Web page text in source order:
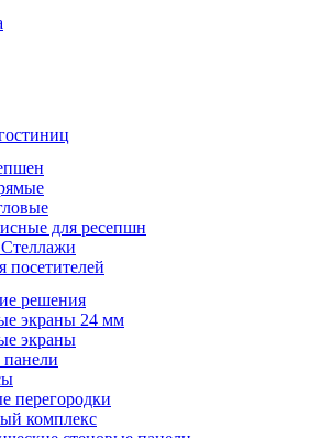
для ресепшн
посетителей
решения
экраны 24 мм
экраны
перегородки
комплекс